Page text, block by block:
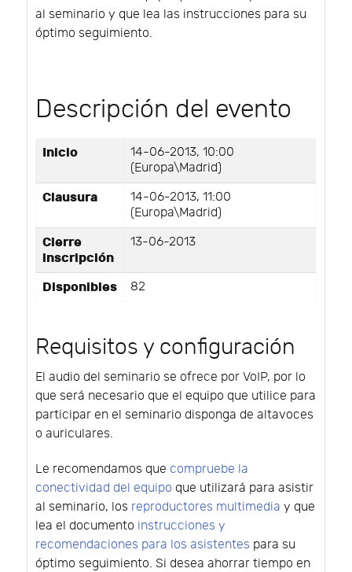
al seminario y que lea las instrucciones para su
óptimo seguimiento.
Descripción del evento
Inicio
14-06-2013, 10:00
(Europa\Madrid)
Clausura
14-06-2013, 11:00
(Europa\Madrid)
Cierre
inscripción
13-06-2013
Disponibles 82
Requisitos y configuración
El audio del seminario se ofrece por VoIP, por lo
que será necesario que el equipo que utilice para
participar en el seminario disponga de altavoces
o auriculares.
Le recomendamos que compruebe la
conectividad del equipo que utilizará para asistir
al seminario, los reproductores multimedia y que
lea el documento instrucciones y
recomendaciones para los asistentes para su
óptimo seguimiento. Si desea ahorrar tiempo en